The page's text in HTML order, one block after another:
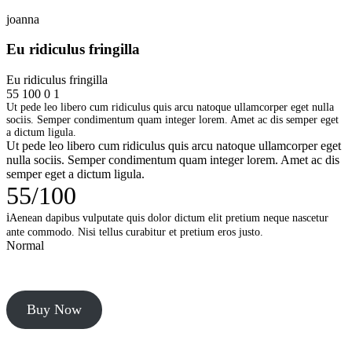
joanna
Eu ridiculus fringilla
Eu ridiculus fringilla
55 100 0 1
Ut pede leo libero cum ridiculus quis arcu natoque ullamcorper eget nulla
sociis. Semper condimentum quam integer lorem. Amet ac dis semper eget
a dictum ligula.
Ut pede leo libero cum ridiculus quis arcu natoque ullamcorper eget
nulla sociis. Semper condimentum quam integer lorem. Amet ac dis
semper eget a dictum ligula.
55/100
iAenean dapibus vulputate quis dolor dictum elit pretium neque nascetur
ante commodo. Nisi tellus curabitur et pretium eros justo.
Normal
Buy Now